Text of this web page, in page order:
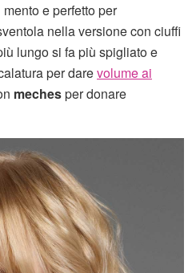
e perfetto per
nella versione con ciuffi
lungo si fa più spigliato e
per darevolume ai
mechesper donare